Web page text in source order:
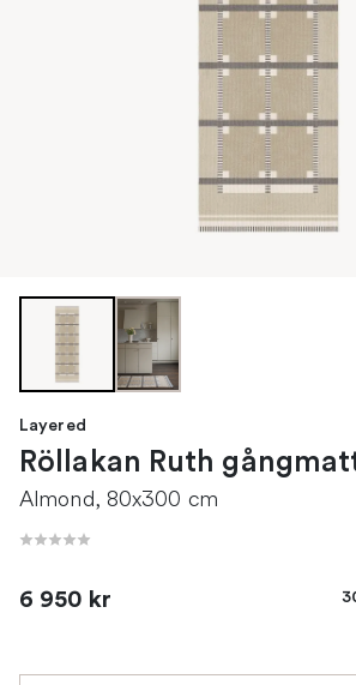
Layered
Röllakan Ruth
Almond, 80x300 cm
6 950 kr